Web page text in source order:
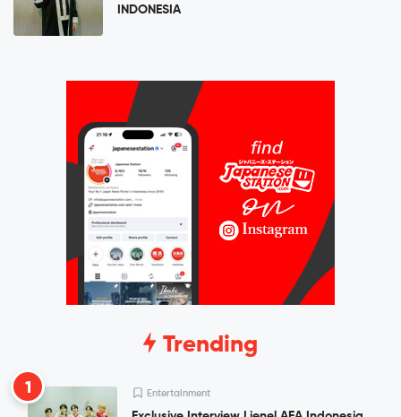
INDONESIA
Trending
1 Entertainment